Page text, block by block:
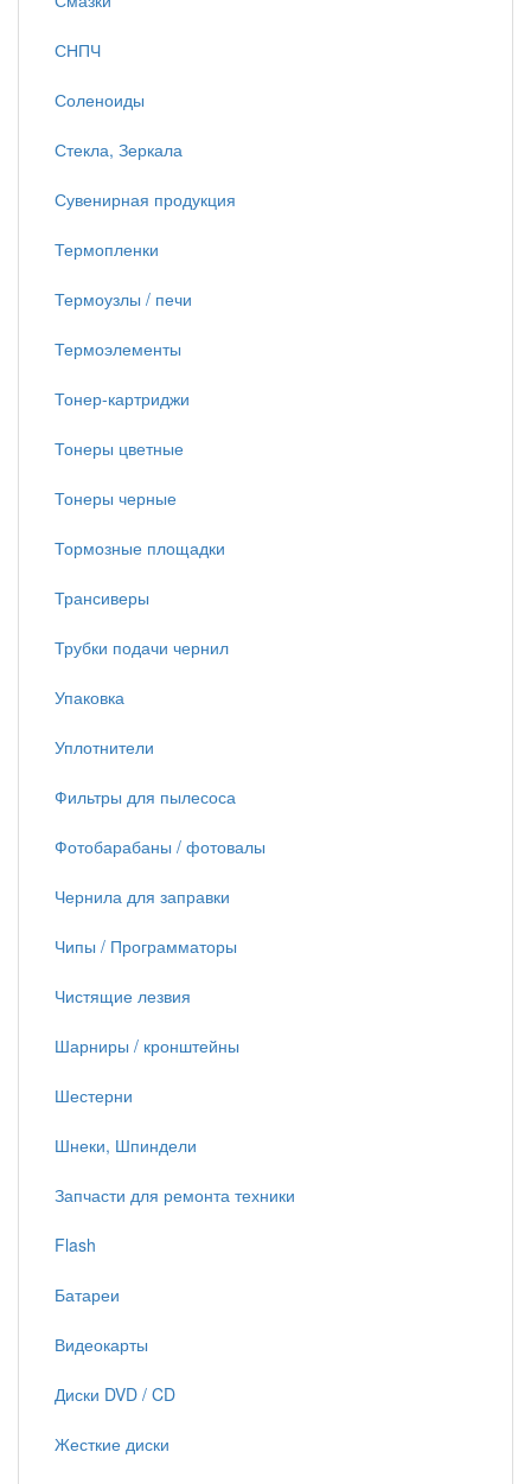
СНПЧ
Соленоиды
Стекла, Зеркала
Сувенирная продукция
Термопленки
Термоузлы / печи
Термоэлементы
Тонер-картриджи
Тонеры цветные
Тонеры черные
Тормозные площадки
Трансиверы
Трубки подачи чернил
Упаковка
Уплотнители
Фильтры для пылесоса
Фотобарабаны / фотовалы
Чернила для заправки
Чипы / Программаторы
Чистящие лезвия
Шарниры / кронштейны
Шестерни
Шнеки, Шпиндели
Запчасти для ремонта техники
Flash
Батареи
Видеокарты
Диски DVD / CD
Жесткие диски